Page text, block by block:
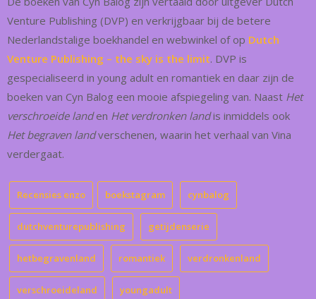
Venture Publishing (DVP) en verkrijgbaar bij de betere
Nederlandstalige boekhandel en webwinkel of op Dutch
Venture Publishing – the sky is the limit. DVP is
gespecialiseerd in young adult en romantiek en daar zijn de
boeken van Cyn Balog een mooie afspiegeling van. Naast Het
verschroeide landen Het verdronken landis inmiddels ook
Het begraven landverschenen, waarin het verhaal van Vina
verdergaat.
Recensies enzo boekstagram cynbalog
dutchventurepublishing getijdenserie
hetbegravenland romantiek verdronkenland
verschroeideland youngadult